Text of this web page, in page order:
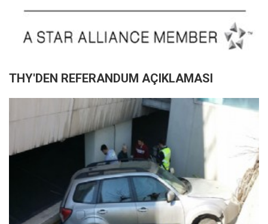
THY'DEN REFERANDUM AÇIKLAMASI